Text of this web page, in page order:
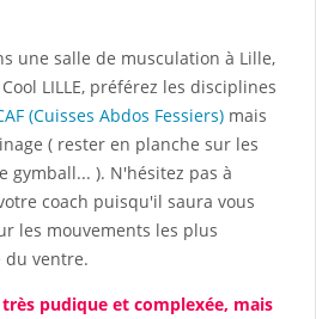
une salle de musculation à Lille,
LILLE, préférez les disciplines
(Cuisses Abdos Fessiers) mais
( rester en planche sur les
gymball... ). N'hésitez pas à
coach puisqu'il saura vous
les mouvements les plus
ventre.
pudique et complexée, mais